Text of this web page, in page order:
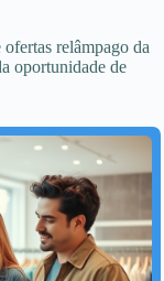
ofertas relâmpago da
oportunidade de